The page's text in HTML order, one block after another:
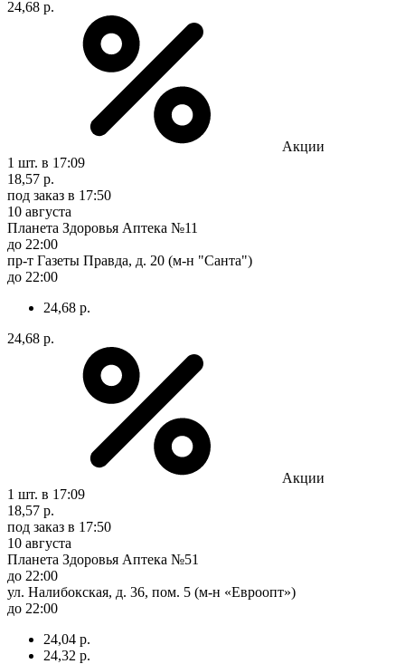
24,68 р.
Акции
1 шт. в 17:09
18,57 р.
под заказ в 17:50
10 августа
Планета Здоровья Аптека №11
до 22:00
пр-т Газеты Правда, д. 20 (м-н "Санта")
до 22:00
24,68 р.
24,68 р.
Акции
1 шт. в 17:09
18,57 р.
под заказ в 17:50
10 августа
Планета Здоровья Аптека №51
до 22:00
ул. Налибокская, д. 36, пом. 5 (м-н «Евроопт»)
до 22:00
24,04 р.
24,32 р.